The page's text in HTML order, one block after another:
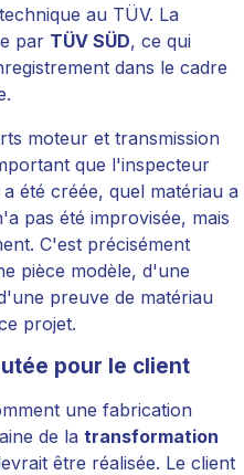
au TÜV. La
par TÜV SÜD, ce qui
dans le cadre
moteur et transmission
que l'inspecteur
été créée, quel matériau a
pas été improvisée, mais
C'est précisément
pièce modèle, d'une
preuve de matériau
projet.
pour le client
une fabrication
de la transformation
être réalisée. Le client